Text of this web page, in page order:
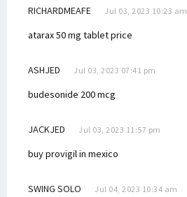
RICHARDMEAFE Jul 03, 2023 10:23 am
atarax 50 mg tablet price
ASHJED Jul 03, 2023 07:41 pm
budesonide 200 mcg
JACKJED Jul 03, 2023 11:57 pm
buy provigil in mexico
SWING SOLO Jul 04, 2023 10:34 am